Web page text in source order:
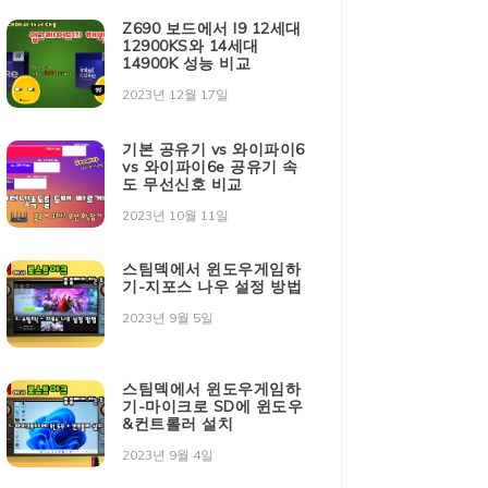
Z690 보드에서 I9 12세대
12900KS와 14세대
14900K 성능 비교
2023년 12월 17일
기본 공유기 vs 와이파이6
vs 와이파이6e 공유기 속
도 무선신호 비교
2023년 10월 11일
스팀덱에서 윈도우게임하
기-지포스 나우 설정 방법
2023년 9월 5일
스팀덱에서 윈도우게임하
기-마이크로 SD에 윈도우
&컨트롤러 설치
2023년 9월 4일